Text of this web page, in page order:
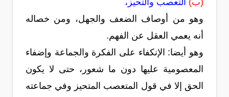
(ب) التعصب والتحيز،
وهو من أوصاف الضعف والجهل، ومن خصاله
أنه يعمي العقل عن الفهم.
وهو أيضا: الإنكفاء على الفكرة والجماعة وإضفاء
المعصومية عليها دون ما شعور، حتى لا يكون
الحق إلا في قول المتعصب المتحيز وفي جماعته